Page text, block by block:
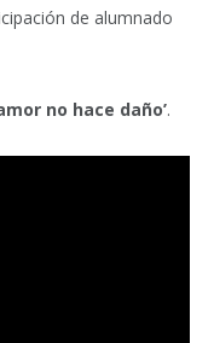
de alumnado
no hace daño’.